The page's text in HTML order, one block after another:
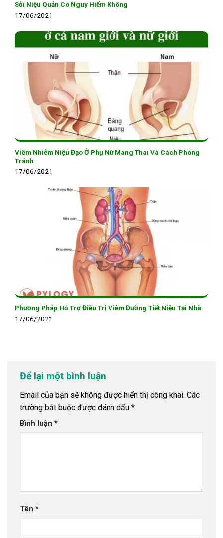
Sỏi Niệu Quản Có Nguy Hiểm Không
17/06/2021
Viêm Nhiễm Niệu Đạo Ở Phụ Nữ Mang Thai Và Cách Phòng
Tránh
17/06/2021
Phương Pháp Hỗ Trợ Điều Trị Viêm Đường Tiết Niệu Tại Nhà
17/06/2021
Để lại một bình luận
Email của bạn sẽ không được hiển thị công khai. Các
trường bắt buộc được đánh dấu *
Bình luận *
Tên *